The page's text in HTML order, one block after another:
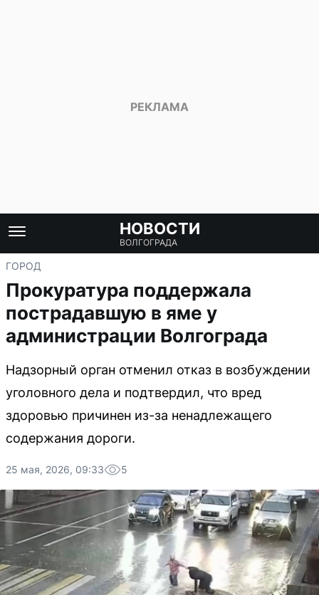
НОВОСТИ
ВОЛГОГРАДА
ГОРОД
Прокуратура поддержала
пострадавшую в яме у
администрации Волгограда
Надзорный орган отменил отказ в возбуждении
уголовного дела и подтвердил, что вред
здоровью причинен из-за ненадлежащего
содержания дороги.
25 мая, 2026, 09:33 5